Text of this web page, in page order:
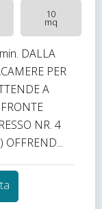
10
mq
DALLA
PER
A
NR. 4
OFFREND...